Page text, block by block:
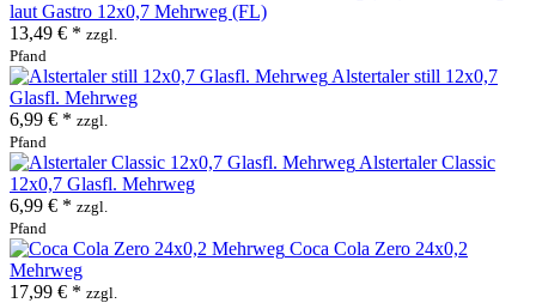
laut Gastro 12x0,7 Mehrweg (FL)
13,49 € * zzgl.
Pfand
Alstertaler still 12x0,7
Glasfl. Mehrweg
6,99 € * zzgl.
Pfand
Alstertaler Classic
12x0,7 Glasfl. Mehrweg
6,99 € * zzgl.
Pfand
Coca Cola Zero 24x0,2
Mehrweg
17,99 € * zzgl.